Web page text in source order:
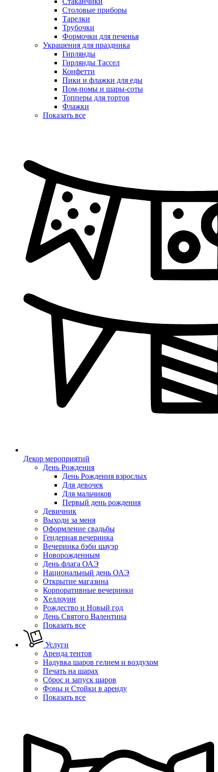
Столовые приборы
Тарелки
Трубочки
Формочки для печенья
Украшения для праздника
Гирлянды
Гирлянды Тассел
Конфетти
Пики и флажки для еды
Пом-помы и шары-соты
Топперы для тортов
Флажки
Показать все
Декор мероприятий
День Рождения
День Рождения взрослых
Для девочек
Для мальчиков
Первый день рождения
Девичник
Выходи за меня
Оформление свадьбы
Гендерная вечеринка
Вечеринка бэби шауэр
Новорожденным
День флага ОАЭ
Национальный день ОАЭ
Открытие магазина
Корпоративные вечеринки
Хеллоуин
Рождество и Новый год
День Святого Валентина
Показать все
Услуги
Аренда тентов
Надувка шаров гелием и воздухом
Печать на шарах
Сброс и запуск шаров
Фоны и Стойки в аренду
Показать все